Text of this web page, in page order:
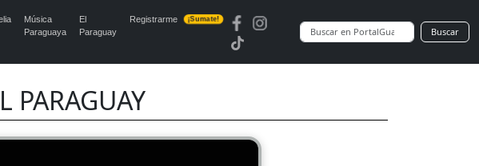
Música
Paraguaya
El
Paraguay
Registrarme ¡Sumate!
Buscar
PARAGUAY